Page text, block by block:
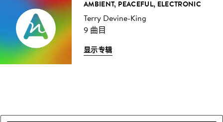
AMBIENT, PEACEFUL, ELECTRONIC
Terry Devine-King
9 曲目
显示专辑